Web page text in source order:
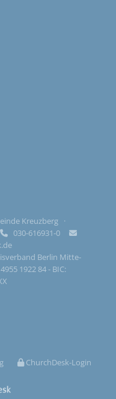
Kreuzberg ·
 030-616931-0 
Berlin Mitte-
1922 84 - BIC:
ChurchDesk-Login